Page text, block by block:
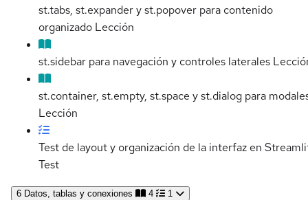
st.tabs, st.expander y st.popover para contenido
organizado Lección
st.sidebar para navegación y controles laterales
st.container, st.empty, st.space y st.dialog para
Lección
Test de layout y organización de la interfaz en
Test
6 Datos, tablas y conexiones 4 1